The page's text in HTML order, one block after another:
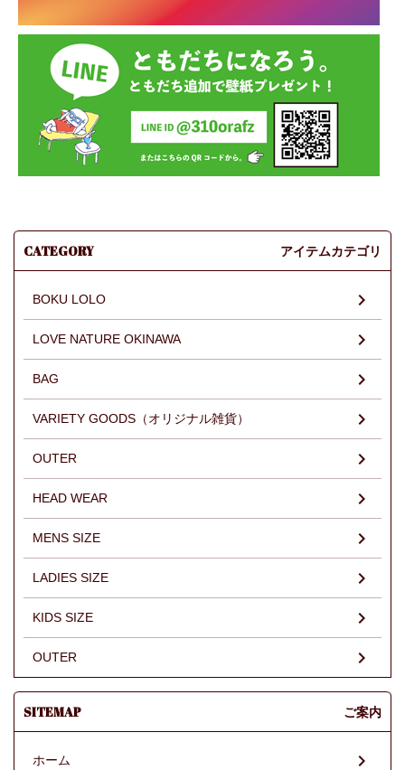
CATEGORY アイテムカテゴリ
BOKU LOLO
LOVE NATURE OKINAWA
BAG
VARIETY GOODS（オリジナル雑貨）
OUTER
HEAD WEAR
MENS SIZE
LADIES SIZE
KIDS SIZE
OUTER
SITEMAP ご案内
ホーム